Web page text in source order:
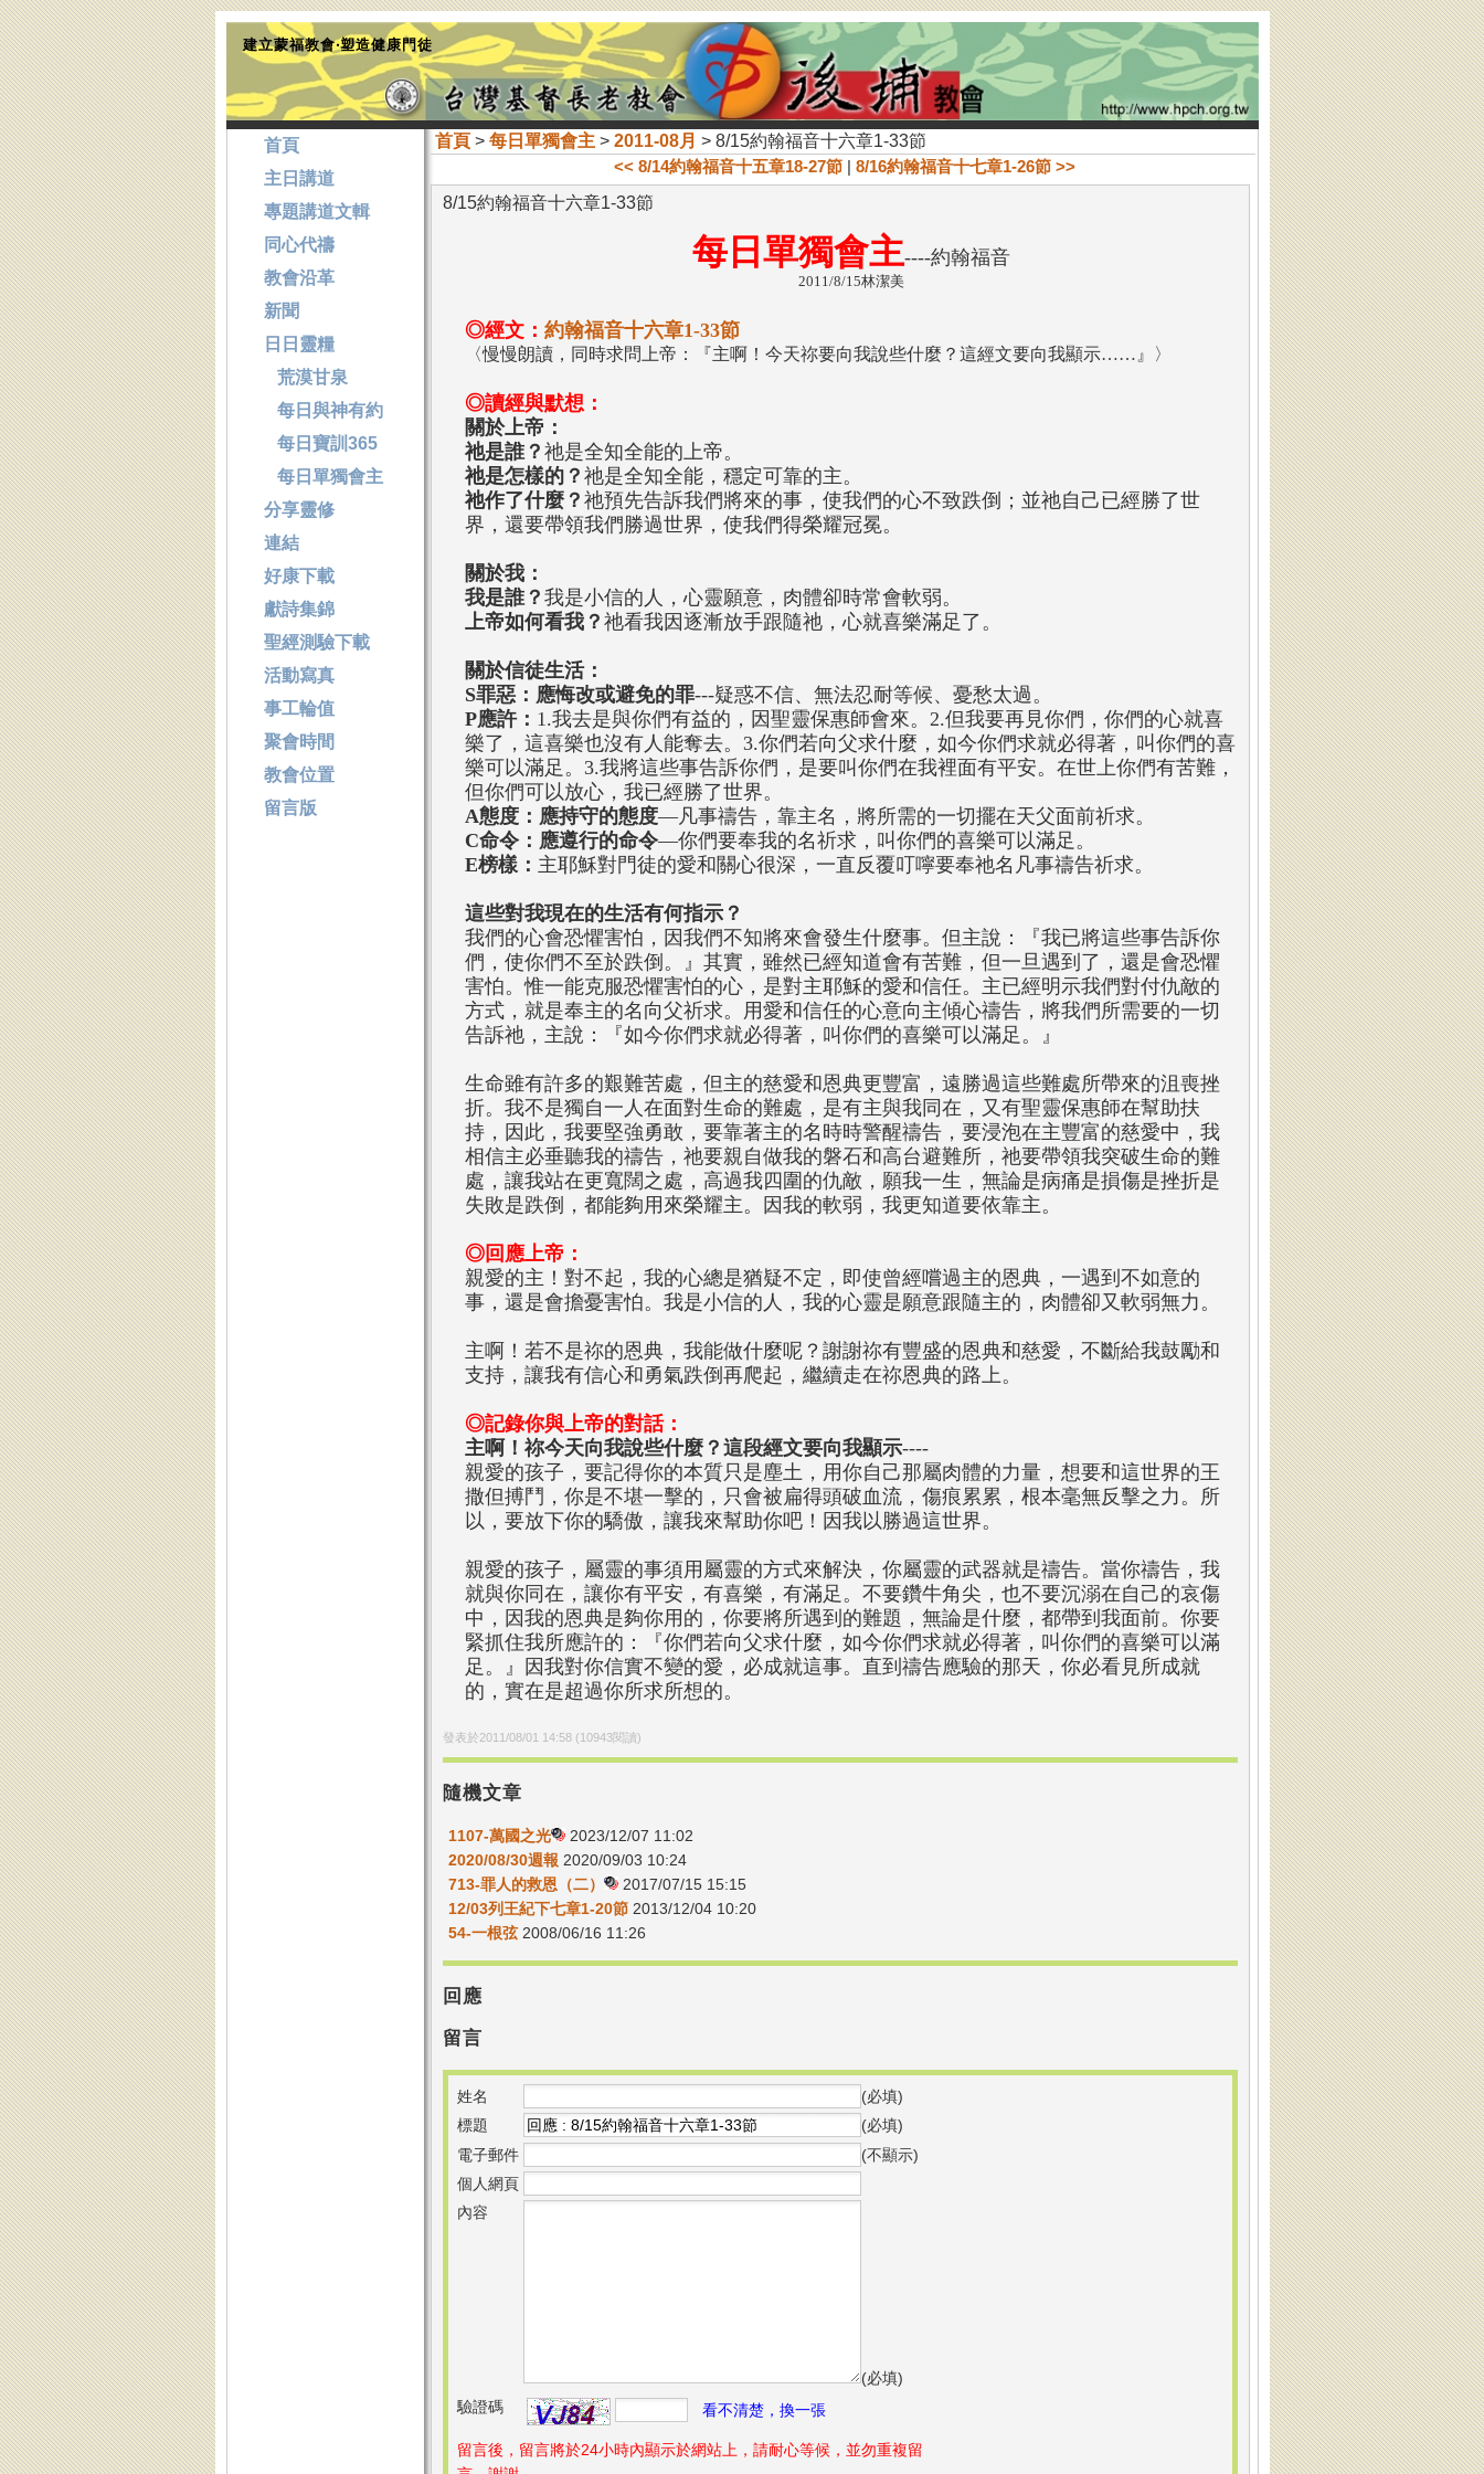
建立蒙福教會‧塑造健康門徒
首頁> 每日單獨會主> 2011-08月 > 8/15約翰福音十六章1-33節
<< 8/14約翰福音十五章18-27節 | 8/16約翰福音十七章1-26節 >>
8/15約翰福音十六章1-33節
每日單獨會主----約翰福音
2011/8/15林潔美
◎經文： 約翰福音十六章1-33節
〈慢慢朗讀，同時求問上帝：『主啊！今天祢要向我說些什麼？這經文要向我顯示……』〉
◎讀經與默想：
關於上帝：
祂是誰？ 祂是全知全能的上帝。
祂是怎樣的？ 祂是全知全能，穩定可靠的主。
祂作了什麼？ 祂預先告訴我們將來的事，使我們的心不致跌倒；並祂自己已經勝了世
界，還要帶領我們勝過世界，使我們得榮耀冠冕。
關於我：
我是誰？ 我是小信的人，心靈願意，肉體卻時常會軟弱。
上帝如何看我？ 祂看我因逐漸放手跟隨祂，心就喜樂滿足了。
關於信徒生活：
S罪惡：應悔改或避免的罪---疑惑不信、無法忍耐等候、憂愁太過。
P應許： 1.我去是與你們有益的，因聖靈保惠師會來。2.但我要再見你們，你們的心就喜
樂了，這喜樂也沒有人能奪去。3.你們若向父求什麼，如今你們求就必得著，叫你們的喜
樂可以滿足。3.我將這些事告訴你們，是要叫你們在我裡面有平安。在世上你們有苦難，
但你們可以放心，我已經勝了世界。
A態度：應持守的態度—凡事禱告，靠主名，將所需的一切擺在天父面前祈求。
C命令：應遵行的命令—你們要奉我的名祈求，叫你們的喜樂可以滿足。
E榜樣： 主耶穌對門徒的愛和關心很深，一直反覆叮嚀要奉祂名凡事禱告祈求。
這些對我現在的生活有何指示？
我們的心會恐懼害怕，因我們不知將來會發生什麼事。但主說：『我已將這些事告訴你
們，使你們不至於跌倒。』其實，雖然已經知道會有苦難，但一旦遇到了，還是會恐懼
害怕。惟一能克服恐懼害怕的心，是對主耶穌的愛和信任。主已經明示我們對付仇敵的
方式，就是奉主的名向父祈求。用愛和信任的心意向主傾心禱告，將我們所需要的一切
告訴祂，主說：『如今你們求就必得著，叫你們的喜樂可以滿足。』
生命雖有許多的艱難苦處，但主的慈愛和恩典更豐富，遠勝過這些難處所帶來的沮喪挫
折。我不是獨自一人在面對生命的難處，是有主與我同在，又有聖靈保惠師在幫助扶
持，因此，我要堅強勇敢，要靠著主的名時時警醒禱告，要浸泡在主豐富的慈愛中，我
相信主必垂聽我的禱告，祂要親自做我的磐石和高台避難所，祂要帶領我突破生命的難
處，讓我站在更寬闊之處，高過我四圍的仇敵，願我一生，無論是病痛是損傷是挫折是
失敗是跌倒，都能夠用來榮耀主。因我的軟弱，我更知道要依靠主。
◎回應上帝：
親愛的主！對不起，我的心總是猶疑不定，即使曾經嚐過主的恩典，一遇到不如意的
事，還是會擔憂害怕。我是小信的人，我的心靈是願意跟隨主的，肉體卻又軟弱無力。
主啊！若不是祢的恩典，我能做什麼呢？謝謝祢有豐盛的恩典和慈愛，不斷給我鼓勵和
支持，讓我有信心和勇氣跌倒再爬起，繼續走在祢恩典的路上。
◎記錄你與上帝的對話：
主啊！祢今天向我說些什麼？這段經文要向我顯示----
親愛的孩子，要記得你的本質只是塵土，用你自己那屬肉體的力量，想要和這世界的王
撒但搏鬥，你是不堪一擊的，只會被扁得頭破血流，傷痕累累，根本毫無反擊之力。所
以，要放下你的驕傲，讓我來幫助你吧！因我以勝過這世界。
親愛的孩子，屬靈的事須用屬靈的方式來解決，你屬靈的武器就是禱告。當你禱告，我
就與你同在，讓你有平安，有喜樂，有滿足。不要鑽牛角尖，也不要沉溺在自己的哀傷
中，因我的恩典是夠你用的，你要將所遇到的難題，無論是什麼，都帶到我面前。你要
緊抓住我所應許的：『你們若向父求什麼，如今你們求就必得著，叫你們的喜樂可以滿
足。』因我對你信實不變的愛，必成就這事。直到禱告應驗的那天，你必看見所成就
的，實在是超過你所求所想的。
發表於2011/08/01 14:58(10943閱讀)
隨機文章
1107-萬國之光
2023/12/07 11:02
2020/08/30週報 2020/09/03 10:24
713-罪人的救恩（二）
2017/07/15 15:15
12/03列王紀下七章1-20節2013/12/04 10:20
54-一根弦2008/06/16 11:26
回應
留言
姓名
(必填)
標題
(必填)
電子郵件
(不顯示)
個人網頁
內容
(必填)
驗證碼
看不清楚，換一張
留言後，留言將於24小時內顯示於網站上，請耐心等候，並勿重複留
首頁
主日講道
專題講道文輯
同心代禱
教會沿革
新聞
日日靈糧
荒漠甘泉
每日與神有約
每日寶訓365
每日單獨會主
分享靈修
連結
好康下載
獻詩集錦
聖經測驗下載
活動寫真
事工輪值
聚會時間
教會位置
留言版